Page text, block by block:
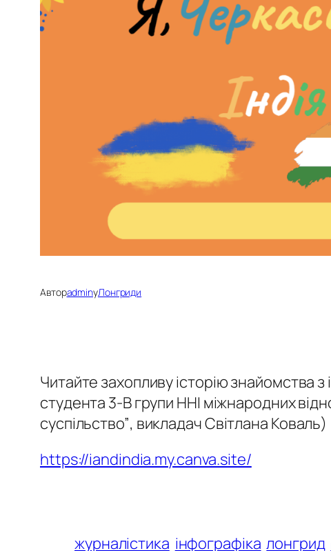
АвторadminуЛонгриди
Читайте захопливу історію знайомства з
студента 3-В групи ННІ міжнародних
суспільство”, викладач Світлана Коваль)
https://iandindia.my.canva.site/
журналістика інфографіка лонгрид